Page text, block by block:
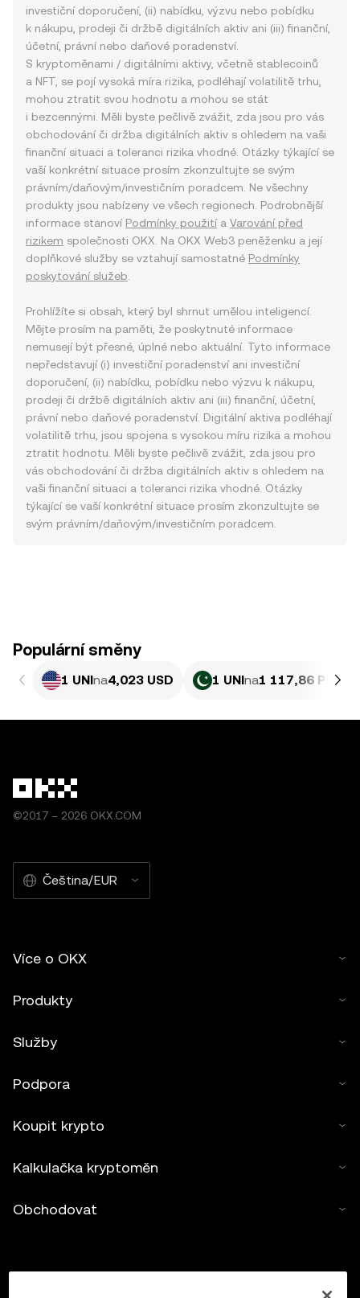
investiční doporučení, (ii) nabídku, výzvu nebo pobídku
k nákupu, prodeji či držbě digitálních aktiv ani (iii) finanční,
účetní, právní nebo daňové poradenství.
S kryptoměnami / digitálními aktivy, včetně stablecoinů
a NFT, se pojí vysoká míra rizika, podléhají volatilitě trhu,
mohou ztratit svou hodnotu a mohou se stát
i bezcennými. Měli byste pečlivě zvážit, zda jsou pro vás
obchodování či držba digitálních aktiv s ohledem na vaši
finanční situaci a toleranci rizika vhodné. Otázky týkající se
vaší konkrétní situace prosím zkonzultujte se svým
právním/daňovým/investičním poradcem. Ne všechny
produkty jsou nabízeny ve všech regionech. Podrobnější
informace stanoví Podmínky použitía Varování před
rizikem společnosti OKX. Na OKX Web3 peněženku a její
doplňkové služby se vztahují samostatné Podmínky
poskytování služeb
Prohlížíte si obsah, který byl shrnut umělou inteligencí.
Mějte prosím na paměti, že poskytnuté informace
nemusejí být přesné, úplné nebo aktuální. Tyto informace
nepředstavují (i) investiční poradenství ani investiční
doporučení, (ii) nabídku, pobídku nebo výzvu k nákupu,
prodeji či držbě digitálních aktiv ani (iii) finanční, účetní,
právní nebo daňové poradenství. Digitální aktiva podléhají
volatilitě trhu, jsou spojena s vysokou míru rizika a mohou
ztratit hodnotu. Měli byste pečlivě zvážit, zda jsou pro
vás obchodování či držba digitálních aktiv s ohledem na
vaši finanční situaci a toleranci rizika vhodné. Otázky
týkající se vaší konkrétní situace prosím zkonzultujte se
svým právním/daňovým/investičním poradcem.
Populární směny
1 UNIna4,023 USD 1 UNIna1 117,86 PKR
©2017 – 2026 OKX.COM
Čeština/EUR
Více o OKX
Produkty
Služby
Podpora
Koupit krypto
Kalkulačka kryptoměn
Obchodovat